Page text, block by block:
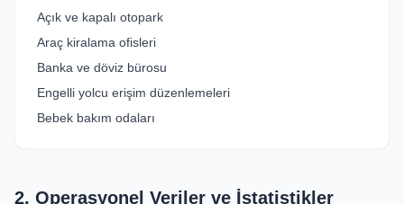
Açık ve kapalı otopark
Araç kiralama ofisleri
Banka ve döviz bürosu
Engelli yolcu erişim düzenlemeleri
Bebek bakım odaları
2. Operasyonel Veriler ve İstatistikler